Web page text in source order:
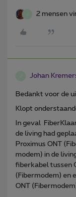
2 mensen
Johan
Bedankt voor de
Klopt
In geval
de living had
Proximus ONT
modem) in de
fiberkabel tussen
(Fibermodem) en
ONT